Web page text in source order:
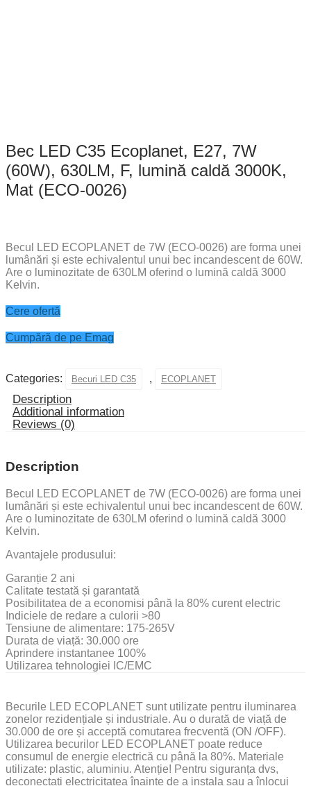
Bec LED C35 Ecoplanet, E27, 7W
(60W), 630LM, F, lumină caldă 3000K,
Mat (ECO-0026)
Becul LED ECOPLANET de 7W (ECO-0026) are forma unei
lumânări și este echivalentul unui bec incandescent de 60W.
Are o luminozitate de 630LM oferind o lumină caldă 3000
Kelvin.
Cere ofertă
Cumpără de pe Emag
Categories: Becuri LED C35 , ECOPLANET
Description
Additional information
Reviews (0)
Description
Becul LED ECOPLANET de 7W (ECO-0026) are forma unei
lumânări și este echivalentul unui bec incandescent de 60W.
Are o luminozitate de 630LM oferind o lumină caldă 3000
Kelvin.
Avantajele produsului:
Garanție 2 ani
Calitate testată și garantată
Posibilitatea de a economisi până la 80% curent electric
Indiciele de redare a culorii >80
Tensiune de alimentare: 175-265V
Durata de viață: 30.000 ore
Aprindere instantanee 100%
Utilizarea tehnologiei IC/EMC
Becurile LED ECOPLANET sunt utilizate pentru iluminarea
zonelor rezidențiale și industriale. Au o durată de viață de
30.000 de ore și acceptă comutarea frecventă (ON /OFF).
Utilizarea becurilor LED ECOPLANET poate reduce
consumul de energie electrică cu până la 80%. Materiale
utilizate: plastic, aluminiu. Atenție! Pentru siguranța dvs,
deconectați electricitatea înainte de a instala sau a înlocui